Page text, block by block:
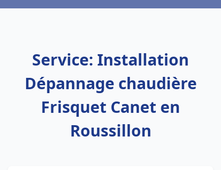
Service: Installation
Dépannage chaudière
Frisquet Canet en
Roussillon